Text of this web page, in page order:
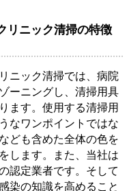
リニック清掃の特徴
ニック清掃では、病院
ーニングし、清掃用具
ます。使用する清掃用
なワンポイントではな
ども含めた全体の色を
します。また、当社は
認定業者です。そして
染の知識を高めること